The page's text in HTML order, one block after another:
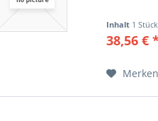
Inhalt 1 Stück
38,56 €
Merken